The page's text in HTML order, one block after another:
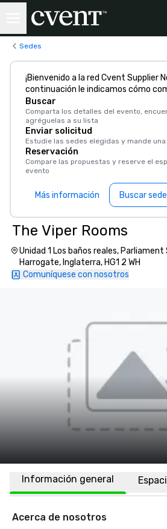
Sedes
¡Bienvenido a la red Cvent Supplier
continuación le indicamos cómo
Buscar
Comparta los detalles del evento,
agréguelas a su lista
Enviar solicitud
Estudie las sedes elegidas y mande
Reservación
Compare las propuestas y reserve el
evento
Más información Buscar
The Viper Rooms
Unidad 1 Los baños reales,
Harrogate, Inglaterra, HG1 2 WH
Comuníquese con nosotros
Información general
Acerca de nosotros